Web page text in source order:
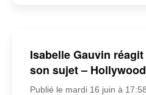
Isabelle Gauvin
son sujet –
Publié le mardi 16 juin à 17:58